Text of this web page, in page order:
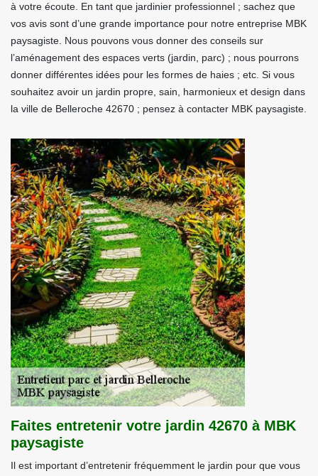
à votre écoute. En tant que jardinier professionnel ; sachez que
vos avis sont d’une grande importance pour notre entreprise MBK
paysagiste. Nous pouvons vous donner des conseils sur
l’aménagement des espaces verts (jardin, parc) ; nous pourrons
donner différentes idées pour les formes de haies ; etc. Si vous
souhaitez avoir un jardin propre, sain, harmonieux et design dans
la ville de Belleroche 42670 ; pensez à contacter MBK paysagiste.
Faites entretenir votre jardin 42670 à MBK
paysagiste
Il est important d’entretenir fréquemment le jardin pour que vous